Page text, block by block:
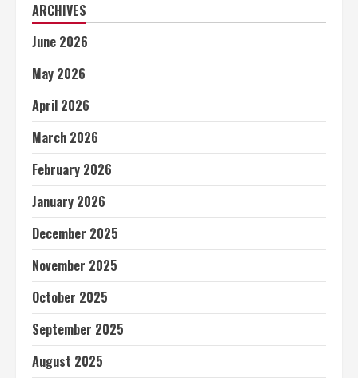
ARCHIVES
June 2026
May 2026
April 2026
March 2026
February 2026
January 2026
December 2025
November 2025
October 2025
September 2025
August 2025